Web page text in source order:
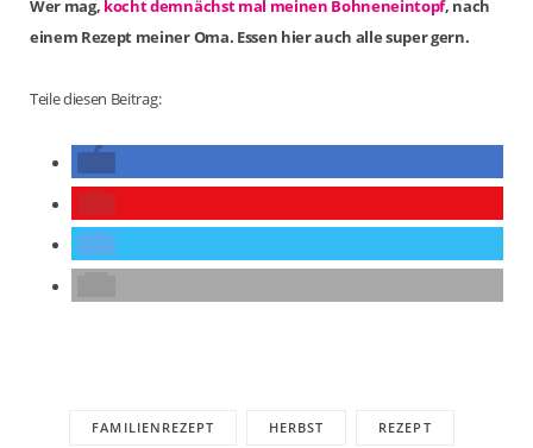
Wer mag, kocht demnächst mal meinen Bohneneintopf, nach
einem Rezept meiner Oma. Essen hier auch alle super gern.
Teile diesen Beitrag:
FAMILIENREZEPT HERBST REZEPT